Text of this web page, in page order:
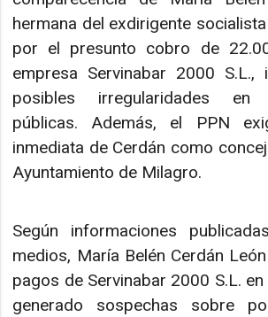
hermana del exdirigente
por el presunto cobro de
empresa Servinabar 2000 S.L.,
posibles irregularidades en
públicas. Además, el PPN
inmediata de Cerdán como
Ayuntamiento de Milagro.
Según informaciones
medios, María Belén Cerdán
pagos de Servinabar 2000 S.L.
generado sospechas sobre